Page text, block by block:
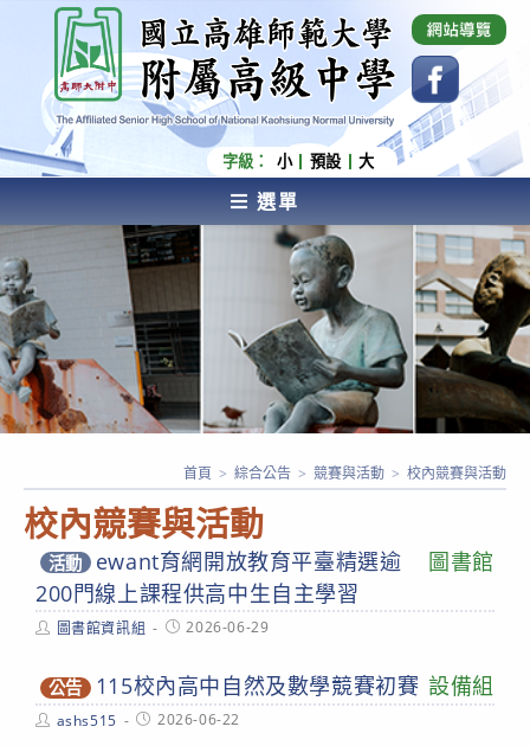
內
容
國立高雄師範大學附屬高級中學 Affiliated Senior
High School of National Kaohsiung Normal
University
字級： 小 預設 大
選單
AFFILIATED SENIOR HIGH SCHOOL OF NATIONAL
KAOHSIUNG NORMAL UNIVERSITY
校內競賽與活動
首頁 > 綜合公告 > 競賽與活動 > 校內競賽與活動
活動 圖書館
ewant育網開放教育平臺精選逾
200門線上課程供高中生自主學習
Post圖書館資訊組
Post2026-06-29
公告 115校內高中自然及數學競賽初賽 設備組
Postashs515
Post2026-06-22